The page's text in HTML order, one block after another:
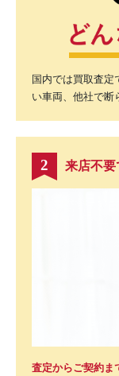
国内では買取査定
い車両、他社で断
2 来店不
査定からご契約ま